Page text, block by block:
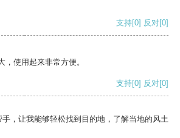
支持[0] 反对[0]
使用起来非常方便。
支持[0] 反对[0]
，让我能够轻松找到目的地，了解当地的风土